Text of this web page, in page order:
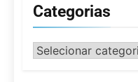
Categorias
Categorias